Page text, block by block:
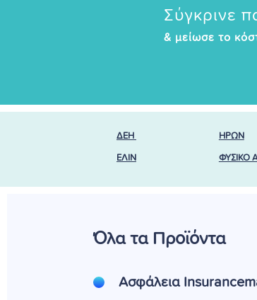
Σύγκρινε
& μείωσε το
ΔΕΗ
ΕΛΙΝ
ΗΡΩΝ
ΦΥΣΙΚΟ
Όλα τα Προϊόντα
Ασφάλεια